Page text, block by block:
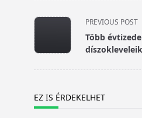
<span
class="nav-
subtitle
text">Page</span>
PREVIOUS POST
Több
EZ IS ÉRDEKELHET